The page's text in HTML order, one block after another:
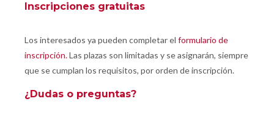
Inscripciones gratuitas
Los interesados ya pueden completar el formulario de
inscripción.Las plazas son limitadas y se asignarán, siempre
que se cumplan los requisitos, por orden de inscripción.
¿Dudas o preguntas?